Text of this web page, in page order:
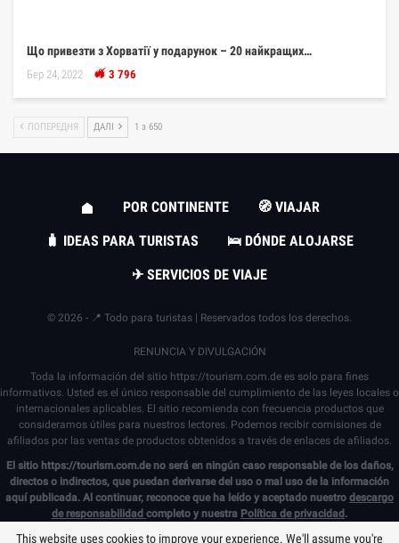
Що привезти з Хорватії у подарунок – 20 найкращих…
Бер 24, 2022 3 796
ПОПЕРЕДНЯ ДАЛІ 1 з 650
POR CONTINENTE
🧭 VIAJAR
🧳 IDEAS PARA TURISTAS
🛌 DÓNDE ALOJARSE
✈ SERVICIOS DE VIAJE
© 2026 - 📍 Todo para turistas | Reservados todos los derechos.
RENUNCIA Y DIVULGACIÓN
Toda la información del sitio https://tourism.com.de es solo para fines
informativos. Usted es el único responsable del cumplimiento de las leyes locales o
internacionales aplicables. El sitio recomienda con frecuencia productos que
consideramos útiles para nuestros lectores. Podemos recibir comisiones de
afiliados por las ventas de productos obtenidos a través de enlaces de afiliados.
El sitio https://tourism.com.deno será en ningún caso responsable de los daños,
directos o indirectos, que puedan derivarse del uso o mal uso de la información
aquí publicada. Al continuar, reconoce que ha leído y aceptado nuestro descargo
de responsabilidad completo y nuestra Política de privacidad .
This website uses cookies to improve your experience. We'll assume you're